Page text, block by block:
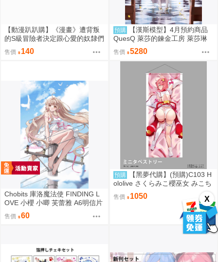
X
【動漫趴趴購】《漫畫》遭背叛
的S級冒險者決定跟心愛的奴隸們
組成奴隸後宮公會 ８．柊咲．青
文
售價 140
預購
【漢斯模型】4月預約商品
QuesQ 萊莎的鍊金工房 萊莎琳
斯托特 婚紗禮服 婚禮Style 1/7 1
111
售價 5280
Chobits 庫洛魔法使 FINDING L
OVE 小櫻 小唧 芙蕾雅 A6明信片
繪師：Bee Bee
售價 60
預購
【黑夢代購】(預購)C103 H
ololive さくらみこ櫻巫女 みこち
ミニタペストリー(大) 掛軸 社團
名:空色姉妹 繪師:綾香
售價 1050